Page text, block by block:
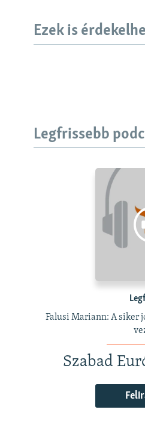
Ezek is
Legfrissebb
Falusi Mariann: A siker
Szabad